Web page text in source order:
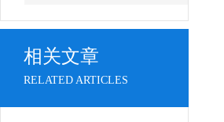
相关文章
RELATED ARTICLES